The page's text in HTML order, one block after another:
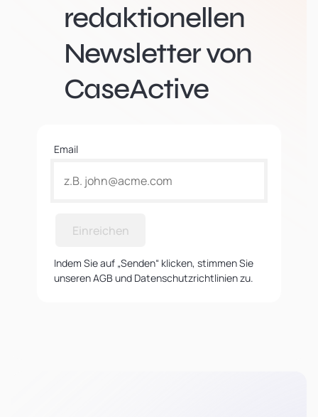
redaktionellen
Newsletter von
CaseActive
Email
Einreichen
Indem Sie auf „Senden“ klicken, stimmen Sie
unseren AGB und Datenschutzrichtlinien zu.